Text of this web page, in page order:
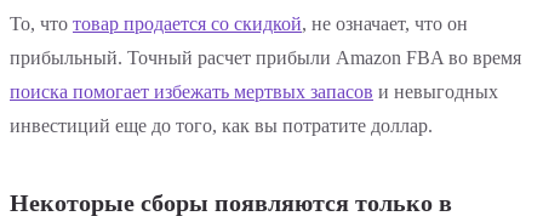
То, что товар продается со скидкой, не означает, что он
прибыльный. Точный расчет прибыли Amazon FBA во время
поиска помогает избежать мертвых запасов и невыгодных
инвестиций еще до того, как вы потратите доллар.
Некоторые сборы появляются только в